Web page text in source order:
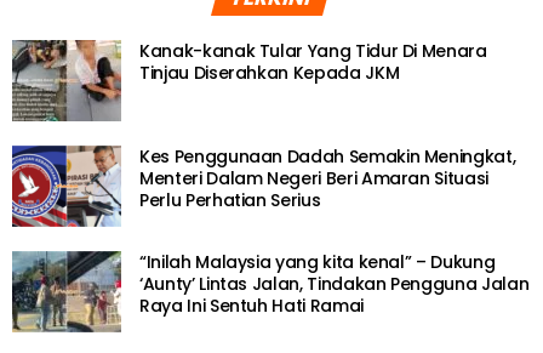
Kanak-kanak Tular Yang Tidur Di Menara
Tinjau Diserahkan Kepada JKM
Kes Penggunaan Dadah Semakin Meningkat,
Menteri Dalam Negeri Beri Amaran Situasi
Perlu Perhatian Serius
“Inilah Malaysia yang kita kenal” – Dukung
‘Aunty’ Lintas Jalan, Tindakan Pengguna Jalan
Raya Ini Sentuh Hati Ramai